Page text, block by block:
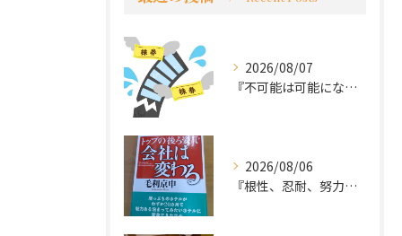
2026/08/07
『不可能は可能になる』
2026/08/06
『根性、忍耐、努力という言葉は死語なのか』